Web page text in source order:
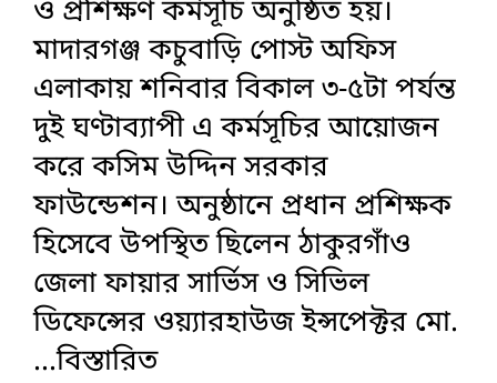
ও প্রশিক্ষণ কর্মসূচি অনুষ্ঠিত হয়।
মাদারগঞ্জ কচুবাড়ি পোস্ট অফিস
এলাকায় শনিবার বিকাল ৩-৫টা পর্যন্ত
দুই ঘণ্টাব্যাপী এ কর্মসূচির আয়োজন
করে কসিম উদ্দিন সরকার
ফাউন্ডেশন। অনুষ্ঠানে প্রধান প্রশিক্ষক
হিসেবে উপস্থিত ছিলেন ঠাকুরগাঁও
জেলা ফায়ার সার্ভিস ও সিভিল
ডিফেন্সের ওয়্যারহাউজ ইন্সপেক্টর মো.
...বিস্তারিত